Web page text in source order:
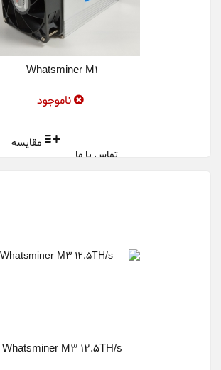
Whatsminer M1
ناموجود
تماس با ما
مقایسه
Whatsminer M3 12.5TH/s